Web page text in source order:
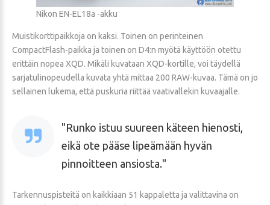
Nikon EN-EL18a -akku
Muistikorttipaikkoja on kaksi. Toinen on perinteinen
CompactFlash-paikka ja toinen on D4:n myötä käyttöön otettu
erittäin nopea XQD. Mikäli kuvataan XQD-kortille, voi täydellä
sarjatulinopeudella kuvata yhtä mittaa 200 RAW-kuvaa. Tämä on jo
sellainen lukema, että puskuria riittää vaativallekin kuvaajalle.
Runko istuu suureen käteen hienosti,
eikä ote pääse lipeämään hyvän
pinnoitteen ansiosta.
Tarkennuspisteitä on kaikkiaan 51 kappaletta ja valittavina on